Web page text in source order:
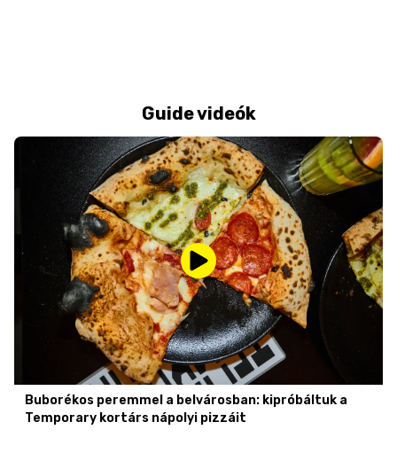
Guide videók
Buborékos peremmel a belvárosban: kipróbáltuk a
Temporary kortárs nápolyi pizzáit